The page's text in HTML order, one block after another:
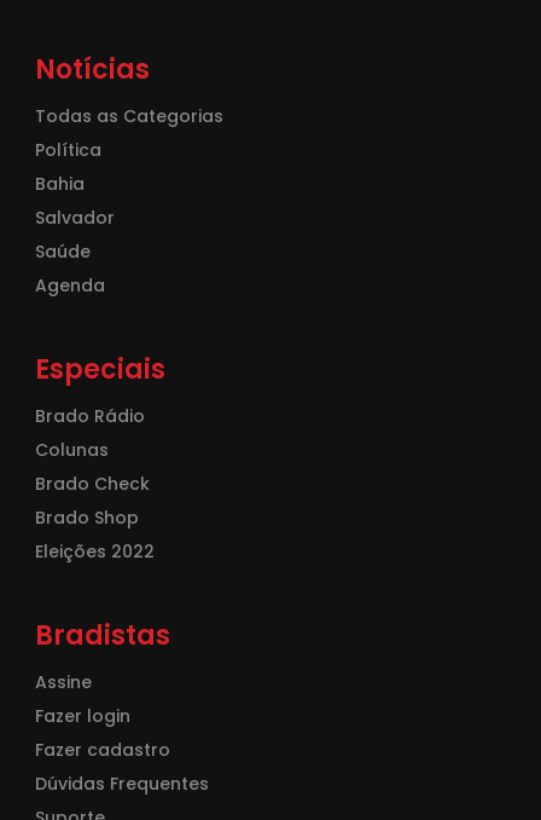
Notícias
Todas as Categorias
Política
Bahia
Salvador
Saúde
Agenda
Especiais
Brado Rádio
Colunas
Brado Check
Brado Shop
Eleições 2022
Bradistas
Assine
Fazer login
Fazer cadastro
Dúvidas Frequentes